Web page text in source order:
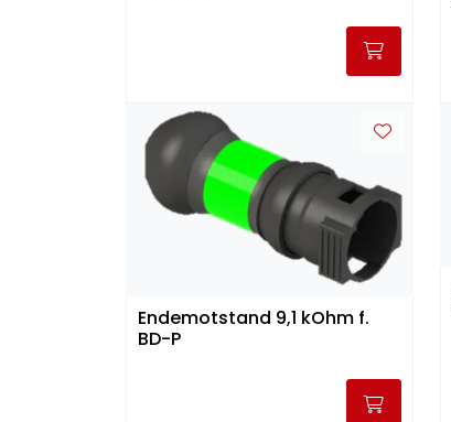
Endemotstand 9,1 kOhm f.
BD-P